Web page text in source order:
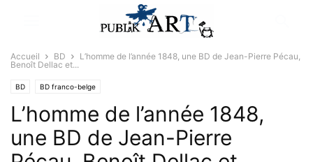
Accueil BD
L’homme de l’année 1848, une BD de Jean-Pierre Pécau,
Benoît Dellac et...
BD BD franco-belge
L’homme de l’année 1848,
une BD de Jean-Pierre